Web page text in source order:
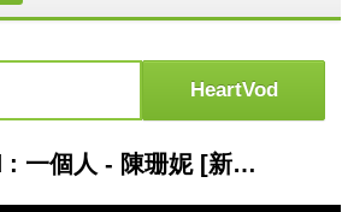
HeartVod : 一個人 - 陳珊妮 [新歌][完整高音質]